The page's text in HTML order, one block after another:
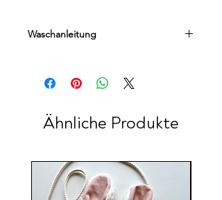
Waschanleitung
Ähnliche Produkte